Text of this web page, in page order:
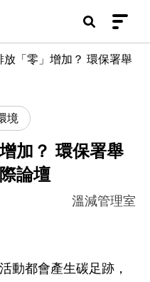
放「零」增加？ 環保署舉
境
加？ 環保署舉
論壇
溫減管理室
頁
動都會產生碳足跡，